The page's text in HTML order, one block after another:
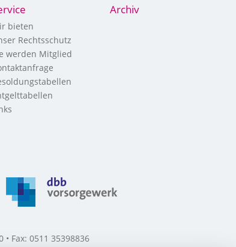
bieten
Rechtsschutz
werden Mitglied
Archiv
Fax: 0511 35398836